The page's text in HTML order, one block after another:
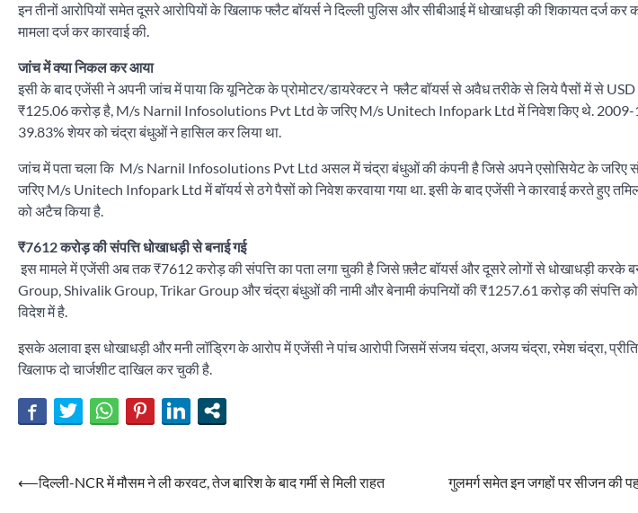
इन तीनों आरोपियों समेत दूसरे आरोपियों के खिलाफ फ्लैट बॉयर्स ने दिल्ली पुलिस और सीबीआई में धोखाधड़ी की शिकायत दर्ज कर
मामला दर्ज कर कारवाई की.
जांच में क्या निकल कर आया
इसी के बाद एजेंसी ने अपनी जांच में पाया कि यूनिटेक के प्रोमोटर/डायरेक्टर ने फ्लैट बॉयर्स से अवैध तरीके से लिये पैसों में से
₹125.06 करोड़ है, M/s Narnil Infosolutions Pvt Ltd के जरिए M/s Unitech Infopark Ltd में निवेश किए थे. 2009-
39.83% शेयर को चंद्रा बंधुओं ने हासिल कर लिया था.
जांच में पता चला कि M/s Narnil Infosolutions Pvt Ltd असल में चंद्रा बंधुओं की कंपनी है जिसे अपने एसोसियेट के जरिए
जरिए M/s Unitech Infopark Ltd में बॉयर्य से ठगे पैसों को निवेश करवाया गया था. इसी के बाद एजेंसी ने कारवाई करते हुए
को अटैच किया है.
₹7612 करोड़ की संपत्ति धोखाधड़ी से बनाई गई
इस मामले में एजेंसी अब तक ₹7612 करोड़ की संपत्ति का पता लगा चुकी है जिसे फ़्लैट बॉयर्स और दूसरे लोगों से धोखाधड़ी
Group, Shivalik Group, Trikar Group और चंद्रा बंधुओं की नामी और बेनामी कंपनियों की ₹1257.61 करोड़ की संपत्ति
विदेश में है.
इसके अलावा इस धोखाधड़ी और मनी लॉड्रिग के आरोप में एजेंसी ने पांच आरोपी जिसमें संजय चंद्रा, अजय चंद्रा, रमेश चंद्रा,
खिलाफ दो चार्जशीट दाखिल कर चुकी है.
Post
⟵दिल्ली-NCR में मौसम ने ली करवट, तेज बारिश के बाद गर्मी से मिली राहत
गुलमर्ग समेत इन जगहों पर सीजन की